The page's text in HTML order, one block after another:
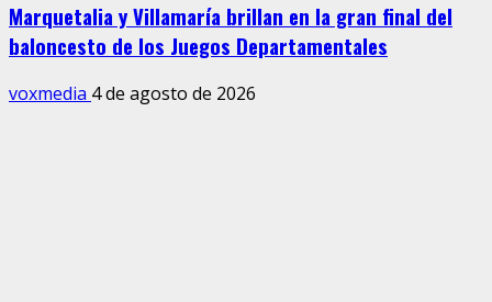
Marquetalia y Villamaría brillan en la gran final del
baloncesto de los Juegos Departamentales
voxmedia 4 de agosto de 2026